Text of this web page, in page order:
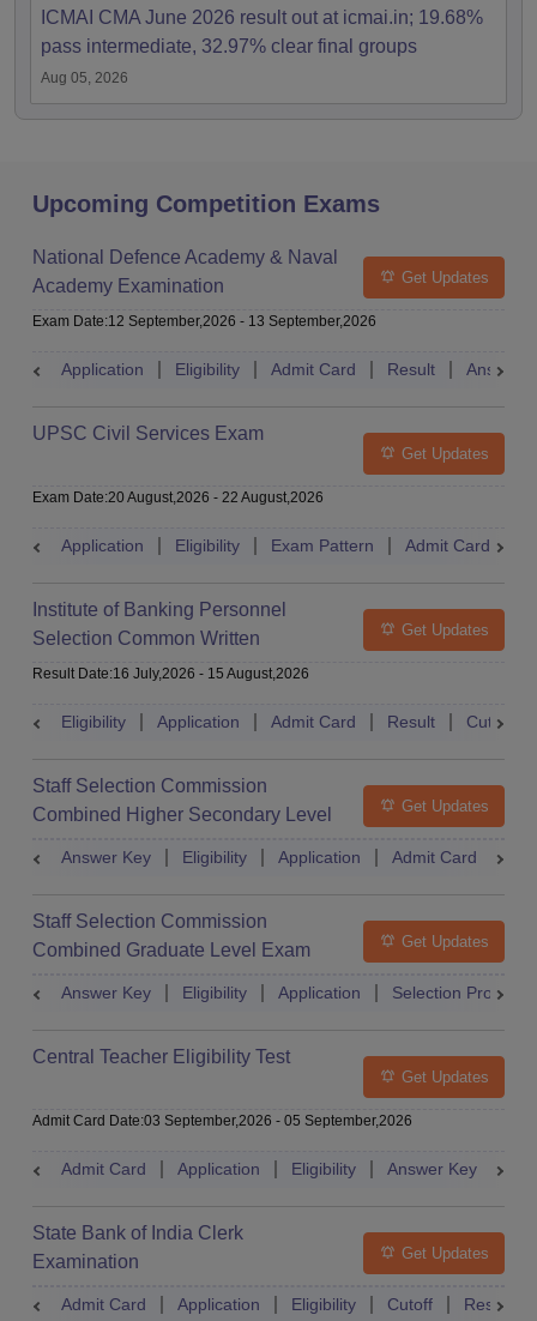
ICMAI CMA June 2026 result out at icmai.in; 19.68%
pass intermediate, 32.97% clear final groups
Aug 05, 2026
Upcoming Competition Exams
National Defence Academy & Naval
Academy Examination
Get Updates
Exam Date:12 September,2026 - 13 September,2026
Application Eligibility Admit Card Result Answer
UPSC Civil Services Exam
Get Updates
Exam Date:20 August,2026 - 22 August,2026
Application Eligibility Exam Pattern Admit Card
Institute of Banking Personnel
Selection Common Written
Examination for Clerk
Get Updates
Result Date:16 July,2026 - 15 August,2026
Eligibility Application Admit Card Result Cutoff
Staff Selection Commission
Combined Higher Secondary Level
Get Updates
Answer Key Eligibility Application Admit Card
Staff Selection Commission
Combined Graduate Level Exam
Get Updates
Answer Key Eligibility Application Selection Process
Central Teacher Eligibility Test
Get Updates
Admit Card Date:03 September,2026 - 05 September,2026
Admit Card Application Eligibility Answer Key
State Bank of India Clerk
Examination
Get Updates
Admit Card Application Eligibility Cutoff Result